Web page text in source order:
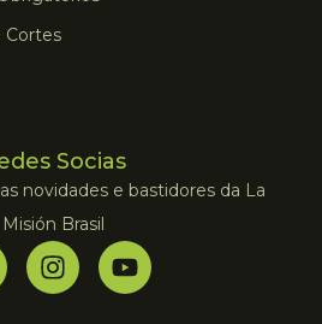
Cortes
Socias
novidades e bastidores da La
Misión Brasil